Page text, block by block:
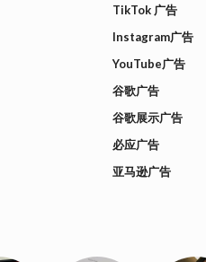
TikTok 广告
Instagram广告
YouTube广告
谷歌广告
谷歌展示广告
必应广告
亚马逊广告